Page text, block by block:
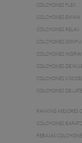
COLCHONES FLEX
COLCHONES EMMA
COLCHONES RELAX
COLCHONES
COLCHONES
COLCHONES DE
COLCHONES
COLCHONES DE
RANKING MEJORES
COLCHONES
REBAJAS